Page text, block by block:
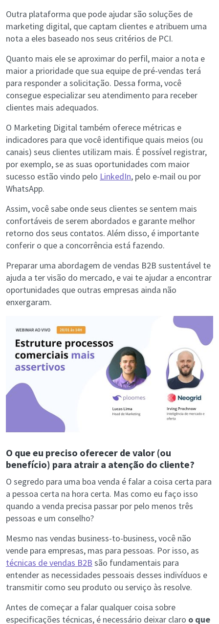
Outra plataforma que pode ajudar são soluções de
marketing digital, que captam clientes e atribuem uma
nota a eles baseado nos seus critérios de PCI.
Quanto mais ele se aproximar do perfil, maior a nota e
maior a prioridade que sua equipe de pré-vendas terá
para responder a solicitação. Dessa forma, você
consegue especializar seu atendimento para receber
clientes mais adequados.
O Marketing Digital também oferece métricas e
indicadores para que você identifique quais meios (ou
canais) seus clientes utilizam mais. É possível registrar,
por exemplo, se as suas oportunidades com maior
sucesso estão vindo pelo LinkedIn, pelo e-mail ou por
WhatsApp.
Assim, você sabe onde seus clientes se sentem mais
confortáveis de serem abordados e garante melhor
retorno dos seus contatos. Além disso, é importante
conferir o que a concorrência está fazendo.
Preparar uma abordagem de vendas B2B sustentável te
ajuda a ter visão do mercado, e vai te ajudar a encontrar
oportunidades que outras empresas ainda não
enxergaram.
O que eu preciso oferecer de valor (ou
benefício) para atrair a atenção do cliente?
O segredo para uma boa venda é falar a coisa certa para
a pessoa certa na hora certa. Mas como eu faço isso
quando a venda precisa passar por pelo menos três
pessoas e um conselho?
Mesmo nas vendas business-to-business, você não
vende para empresas, mas para pessoas. Por isso, as
técnicas de vendas B2B são fundamentais para
entender as necessidades pessoais desses indivíduos e
transmitir como seu produto ou serviço às resolve.
Antes de começar a falar qualquer coisa sobre
especificações técnicas, é necessário deixar claro o que